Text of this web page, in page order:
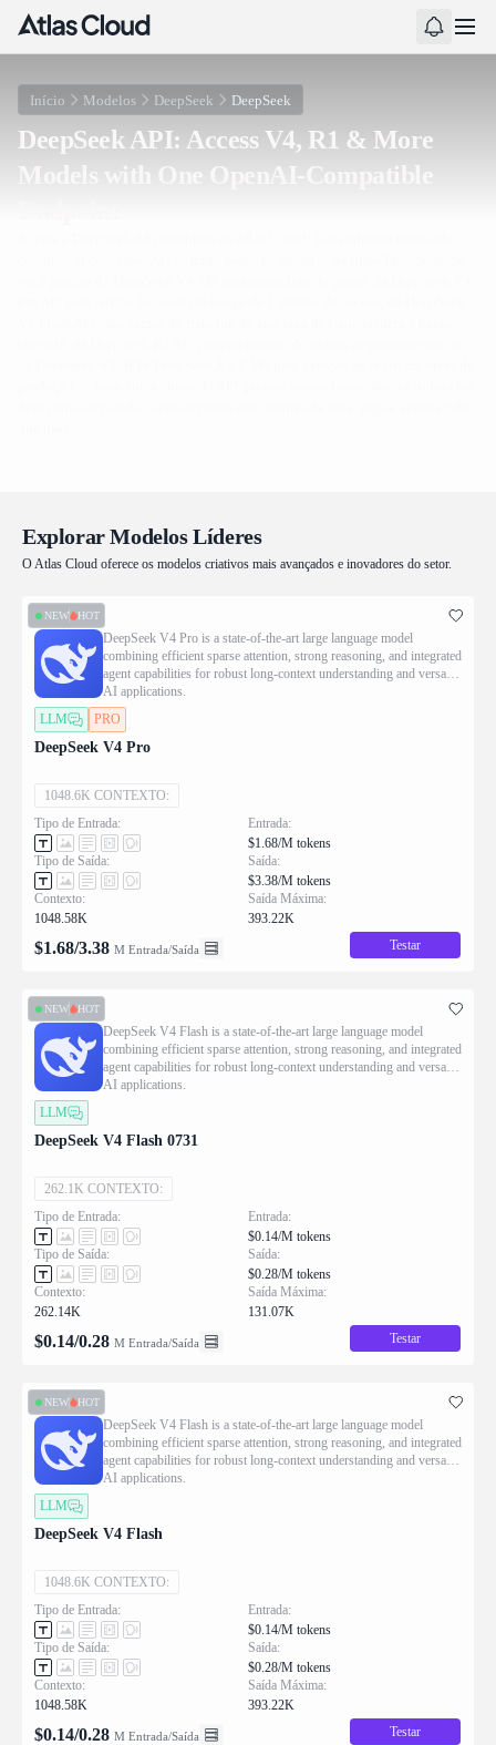
Início Modelos DeepSeek DeepSeek
DeepSeek API: Access V4, R1 & More
Models with One OpenAI-Compatible
Explorar Modelos Líderes
O Atlas Cloud oferece os modelos criativos mais avançados e inovadores do setor.
NEW HOT
DeepSeek V4 Pro is a state-of-the-art large language model
combining efficient sparse attention, strong reasoning, and integrated
agent capabilities for robust long-context understanding and versatile
AI applications.
LLM
PRO
DeepSeek V4 Pro
1048.6K CONTEXTO:
Tipo de Entrada:
Tipo de Saída:
Contexto:
1048.58K
Entrada:
$1.68/M tokens
Saída:
$3.38/M tokens
Saída Máxima:
393.22K
$1.68/3.38 M Entrada/Saída Testar
NEW HOT
DeepSeek V4 Flash is a state-of-the-art large language model
combining efficient sparse attention, strong reasoning, and integrated
agent capabilities for robust long-context understanding and versatile
AI applications.
LLM
DeepSeek V4 Flash 0731
262.1K CONTEXTO:
Tipo de Entrada:
Tipo de Saída:
Contexto:
262.14K
Entrada:
$0.14/M tokens
Saída:
$0.28/M tokens
Saída Máxima:
131.07K
$0.14/0.28 M Entrada/Saída Testar
NEW HOT
DeepSeek V4 Flash is a state-of-the-art large language model
combining efficient sparse attention, strong reasoning, and integrated
agent capabilities for robust long-context understanding and versatile
AI applications.
LLM
DeepSeek V4 Flash
1048.6K CONTEXTO:
Tipo de Entrada:
Tipo de Saída:
Contexto:
1048.58K
Entrada:
$0.14/M tokens
Saída:
$0.28/M tokens
Saída Máxima:
393.22K
$0.14/0.28 M Entrada/Saída Testar